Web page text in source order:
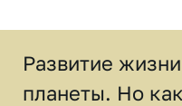
Развитие
планеты. Но